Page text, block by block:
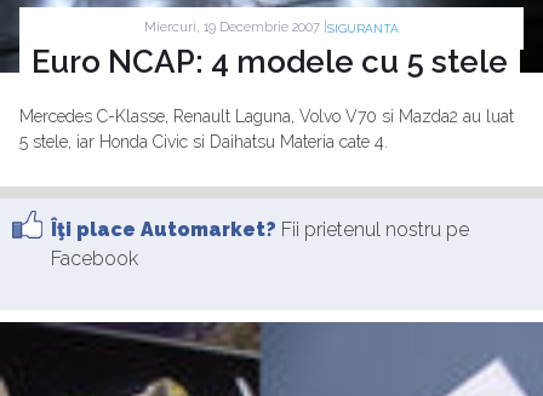
Miercuri, 19 Decembrie 2007 | SIGURANTA
Euro NCAP: 4 modele cu 5 stele
Mercedes C-Klasse, Renault Laguna, Volvo V70 si Mazda2 au luat
5 stele, iar Honda Civic si Daihatsu Materia cate 4.
Îţi place Automarket? Fii prietenul nostru pe
Facebook